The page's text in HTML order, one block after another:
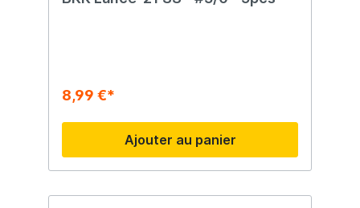
8,99 €*
Ajouter au panier